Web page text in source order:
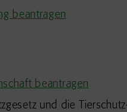
beantragen
beantragen
und die